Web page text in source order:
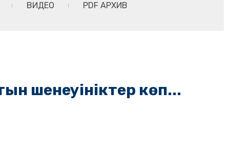
ВИДЕО PDF АРХИВ
шенеуініктер көп...